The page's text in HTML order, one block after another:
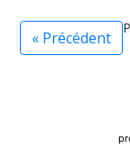
« Précédent